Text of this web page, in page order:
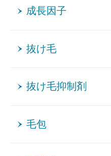
成長因子
抜け毛
抜け毛抑制剤
毛包